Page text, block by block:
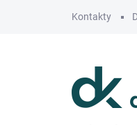
Kontakty